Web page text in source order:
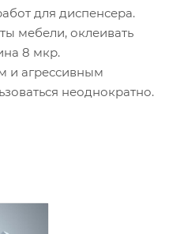
для диспенсера.
мебели, оклеивать
8 мкр.
и агрессивным
неоднократно.